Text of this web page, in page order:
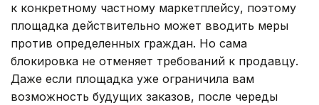
к конкретному частному маркетплейсу, поэтому
площадка действительно может вводить меры
против определенных граждан. Но сама
блокировка не отменяет требований к продавцу.
Даже если площадка уже ограничила вам
возможность будущих заказов, после череды